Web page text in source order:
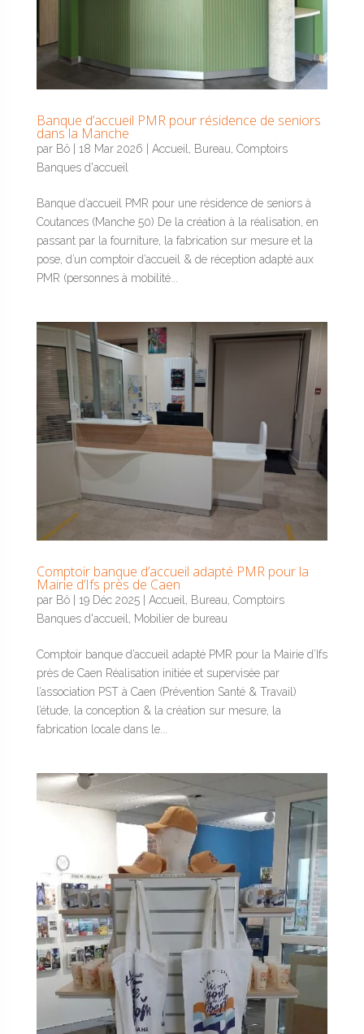
Banque d’accueil PMR pour résidence de seniors
dans la Manche
par Bô| 18 Mar 2026 Accueil Bureau Comptoirs
Banques d'accueil
Banque d’accueil PMR pour une résidence de seniors à
Coutances (Manche 50) De la création à la réalisation, en
passant par la fourniture, la fabrication sur mesure et la
pose, d’un comptoir d’accueil & de réception adapté aux
PMR (personnes à mobilité...
Comptoir banque d’accueil adapté PMR pour la
Mairie d’Ifs près de Caen
par Bô| 19 Déc 2025| Accueil Bureau Comptoirs
Banques d'accueil
Mobilier de bureau
Comptoir banque d’accueil adapté PMR pour la Mairie d’Ifs
près de Caen Réalisation initiée et supervisée par
l’association PST à Caen (Prévention Santé & Travail)
l’étude, la conception & la création sur mesure, la
fabrication locale dans le...